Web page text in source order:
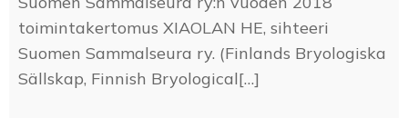
toimintakertomus XIAOLAN HE, sihteeri
Suomen Sammalseura ry. (Finlands Bryologiska
Sällskap, Finnish Bryological[…]